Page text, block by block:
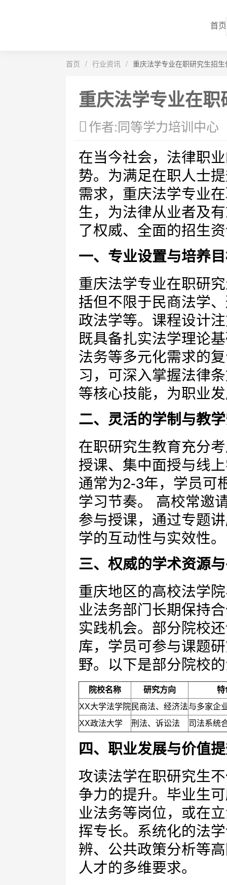
首页
首页 / 行业资讯 / 重庆法学专业在职研究生招
重庆法学专业在
作者:同等学力培训中心
在当今社会，法律职
势。为满足在职人士
需求，重庆法学专业
生，为法律从业者及
了权威、全面的招生
一、专业设置与培养
重庆法学专业在职研
括但不限于民商法学
政法学等。课程设计
既具备扎实法学理论
法务等多元化需求的
习，可深入掌握法律
等核心技能，为职业
二、灵活的学制与教
在职研究生教育充分
授课、集中面授与线
通常为2-3年，学员可
学习节奏。 高校常邀
参与授课，通过专题
学的互动性与实效性。
三、权威的学术资源
重庆地区的高校法学
业法务部门长期保持
实践机会。部分院校
库，学员可参与课题
野。以下是部分院校
院校名称 研究方向
特
XX大学法学院 民商法、经济法与多家企
XX政法大学
刑法、诉讼法 司法系统
四、职业发展与价值
攻读法学在职研究生
争力的提升。毕业生
业法务等岗位，或在
挥专长。系统化的法
辨、公共政策分析等
人才的多维要求。